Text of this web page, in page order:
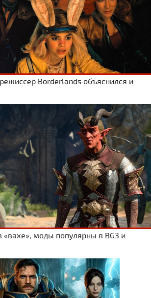
Borderlands объяснился и
«вахе», моды популярны в BG3 и